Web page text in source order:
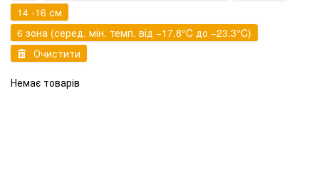
14 -16 см
6 зона (серед. мін. темп. від −17.8°C до −23.3°C)
Очистити
Немає товарів